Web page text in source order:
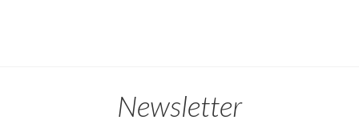
Newsletter